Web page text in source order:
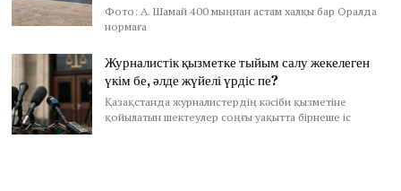
Фото: А. Шамай 400 мыңнан астам халқы бар Оралда
нормаға
Журналистік қызметке тыйым салу жекелеген
үкім бе, әлде жүйелі үрдіс пе?
Қазақстанда журналистердің кәсіби қызметіне
қойылатын шектеулер соңғы уақытта бірнеше іс